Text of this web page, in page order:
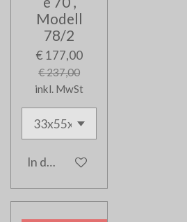
Modell
78/2
€ 177,00
€ 237,00
inkl. MwSt
In den Warenkorb